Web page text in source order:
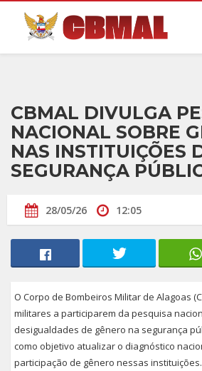
CBMAL DIVULGA
NACIONAL SOBRE
NAS INSTITUIÇÕES
SEGURANÇA
28/05/26 12:05
O Corpo de Bombeiros Militar de Alagoas
militares a participarem da pesquisa
desigualdades de gênero na segurança
como objetivo atualizar o diagnóstico
participação de gênero nessas instituições.